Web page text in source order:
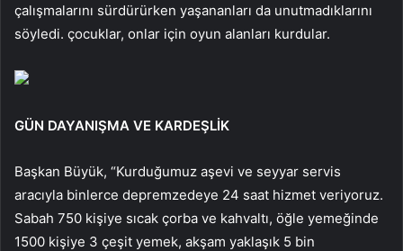
çalışmalarını sürdürürken yaşananları da unutmadıklarını
söyledi. çocuklar, onlar için oyun alanları kurdular.
GÜN DAYANIŞMA VE KARDEŞLİK
Başkan Büyük, “Kurduğumuz aşevi ve seyyar servis
aracıyla binlerce depremzedeye 24 saat hizmet veriyoruz.
Sabah 750 kişiye sıcak çorba ve kahvaltı, öğle yemeğinde
1500 kişiye 3 çeşit yemek, akşam yaklaşık 5 bin